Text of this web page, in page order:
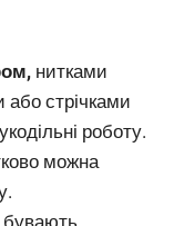
нитками
стрічками
роботу.
можна
бувають